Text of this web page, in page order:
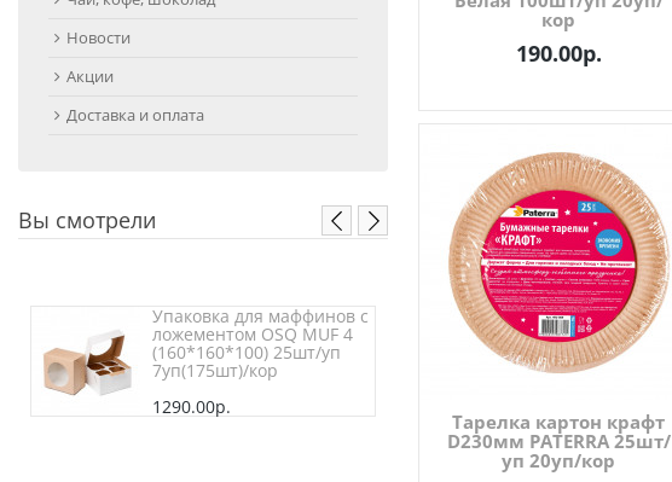
Новости
Акции
Доставка и оплата
Вы смотрели
Упаковка для маффинов с
ложементом OSQ MUF 4
(160*160*100) 25шт/уп
7уп(175шт)/кор
1290.00р.
кор
190.00р.
Тарелка картон крафт
D230мм PATERRA 25шт/
уп 20уп/кор